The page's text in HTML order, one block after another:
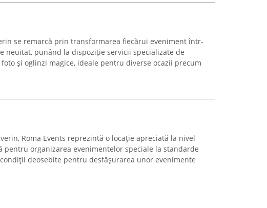
se remarcă prin transformarea fiecărui eveniment într-
neuitat, punând la dispoziție servicii specializate de
și oglinzi magice, ideale pentru diverse ocazii precum
Roma Events reprezintă o locație apreciată la nivel
pentru organizarea evenimentelor speciale la standarde
deosebite pentru desfășurarea unor evenimente